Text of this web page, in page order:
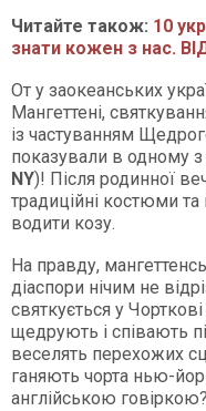
Читайте також: 10
знати кожен з нас.
От у заокеанських
Мангеттені,
із частуванням
показували в одному з
NY)! Після родинної
традиційні костюми
водити козу.
На правду,
діаспори нічим не
святкується у
щедрують і співають
веселять перехожих
ганяють чорта нью-
англійською